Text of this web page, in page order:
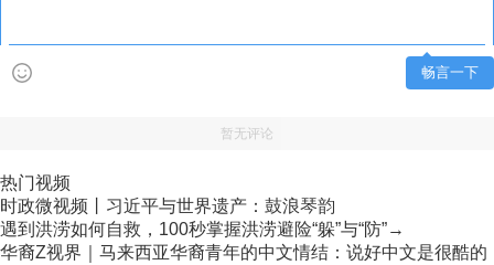
畅言一下
暂无评论
热门视频
时政微视频丨习近平与世界遗产：鼓浪琴韵
遇到洪涝如何自救，100秒掌握洪涝避险“躲”与“防”→
华裔Z视界｜马来西亚华裔青年的中文情结：说好中文是很酷的